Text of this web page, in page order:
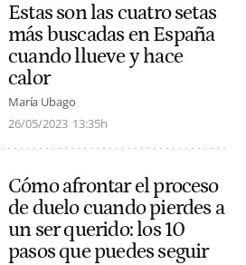
Estas son las cuatro setas
más buscadas en España
cuando llueve y hace
calor
María Ubago
26/05/2023 13:35h
Cómo afrontar el proceso
de duelo cuando pierdes a
un ser querido: los 10
pasos que puedes seguir